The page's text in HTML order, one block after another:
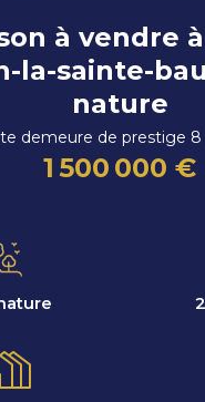
à vendre
la-sainte-
nature
demeure de prestige 8
1 500 000 €